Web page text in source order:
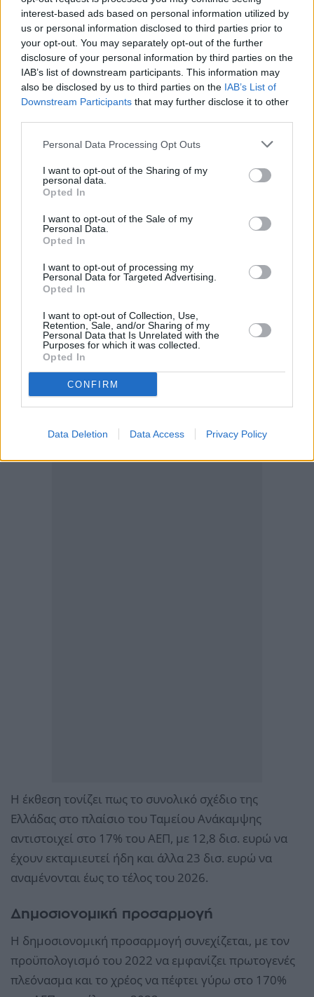
interest-based ads based on personal information utilized by
us or personal information disclosed to third parties prior to
your opt-out. You may separately opt-out of the further
disclosure of your personal information by third parties on the
IAB’s list of downstream participants. This information may
also be disclosed by us to third parties on the IAB’s List of
Downstream Participants that may further disclose it to other
Personal Data Processing Opt Outs
I want to opt-out of the Sharing of my
personal data.
Opted In
I want to opt-out of the Sale of my
Personal Data.
Opted In
I want to opt-out of processing my
Personal Data for Targeted Advertising.
Opted In
I want to opt-out of Collection, Use,
Retention, Sale, and/or Sharing of my
Personal Data that Is Unrelated with the
Purposes for which it was collected.
Opted In
CONFIRM
Data Deletion Data Access Privacy Policy
Οι επενδύσεις ως μοχλός ανάπτυξης
γίνουν η βασική κινητήριος δύναμη της ανάπτυξης
για το 2024 και το 2025, λόγω της αύξησης των
άμεσων ξένων επενδύσεων και του Ταμείου
Ανάκαμψης. Αυτό αντισταθμίζει τις επιπτώσεις από
αύξηση του κόστους δανεισμού.
Η έκθεση τονίζει πως το συνολικό σχέδιο της
Ελλάδας στο πλαίσιο του Ταμείου Ανάκαμψης
αντιστοιχεί στο 17% του ΑΕΠ, με 12,8 δισ. ευρώ να
έχουν εκταμιευτεί ήδη και άλλα 23 δισ. ευρώ να
αναμένονται έως το τέλος του 2026.
Δημοσιονομική προσαρμογή
Η δημοσιονομική προσαρμογή συνεχίζεται, με τον
προϋπολογισμό του 2022 να εμφανίζει πρωτογενές
πλεόνασμα και το χρέος να πέφτει γύρω στο 170%